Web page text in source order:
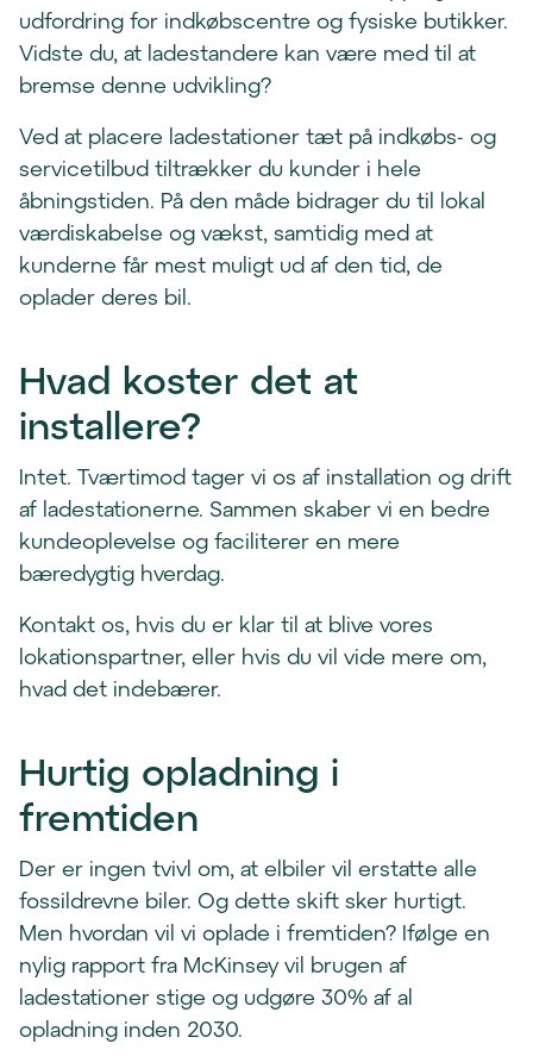
udfordring for indkøbscentre og fysiske butikker.
Vidste du, at ladestandere kan være med til at
bremse denne udvikling?
Ved at placere ladestationer tæt på indkøbs- og
servicetilbud tiltrækker du kunder i hele
åbningstiden. På den måde bidrager du til lokal
værdiskabelse og vækst, samtidig med at
kunderne får mest muligt ud af den tid, de
oplader deres bil.
Hvad koster det at
installere?
Intet. Tværtimod tager vi os af installation og drift
af ladestationerne. Sammen skaber vi en bedre
kundeoplevelse og faciliterer en mere
bæredygtig hverdag.
Kontakt os, hvis du er klar til at blive vores
lokationspartner, eller hvis du vil vide mere om,
hvad det indebærer.
Hurtig opladning i
fremtiden
Der er ingen tvivl om, at elbiler vil erstatte alle
fossildrevne biler. Og dette skift sker hurtigt.
Men hvordan vil vi oplade i fremtiden? Ifølge en
nylig rapport fra McKinsey vil brugen af
ladestationer stige og udgøre 30% af al
opladning inden 2030.